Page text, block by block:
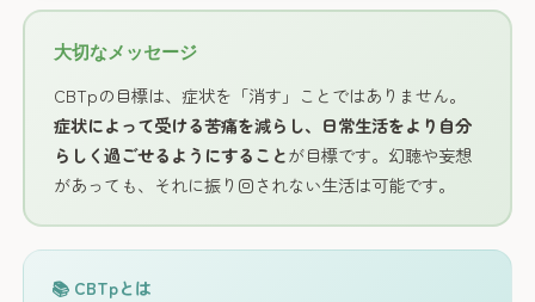
大切なメッセージ
CBTpの目標は、症状を「消す」ことではありません。
症状によって受ける苦痛を減らし、日常生活をより自分
らしく過ごせるようにすることが目標です。幻聴や妄想
があっても、それに振り回されない生活は可能です。
📚 CBTpとは